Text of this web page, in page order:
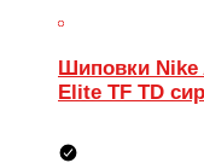
Шиповки Nike
Elite TF TD